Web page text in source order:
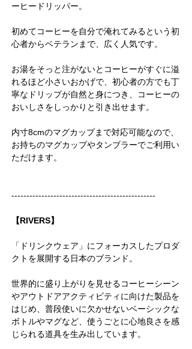
ーヒードリッパー。
初めてコーヒーを自分で淹れてみるという初
心者からベテランまで、広く人気です。
お湯をそっと注がないとコーヒーがすぐに溢
れるほど小さいおかげで、初心者の方でも丁
寧なドリップが自然と身につき、コーヒーの
おいしさをしっかりと引き出せます。
内寸8cmのマグカップまで対応可能なので、
お持ちのマグカップやタンブラーでご利用い
ただけます。
------------------------------------------------
【RIVERS】
「ドリンクウェア」にフォーカスしたプロダ
クトを展開する日本のブランド。
世界的に盛り上がりを見せるコーヒーシーン
やアウトドアアクティビティに向けた製品を
はじめ、普段使いに欠かせないベーシックな
ボトルやマグなど、使うごとに心地良さを感
じられる道具を生み出しています。